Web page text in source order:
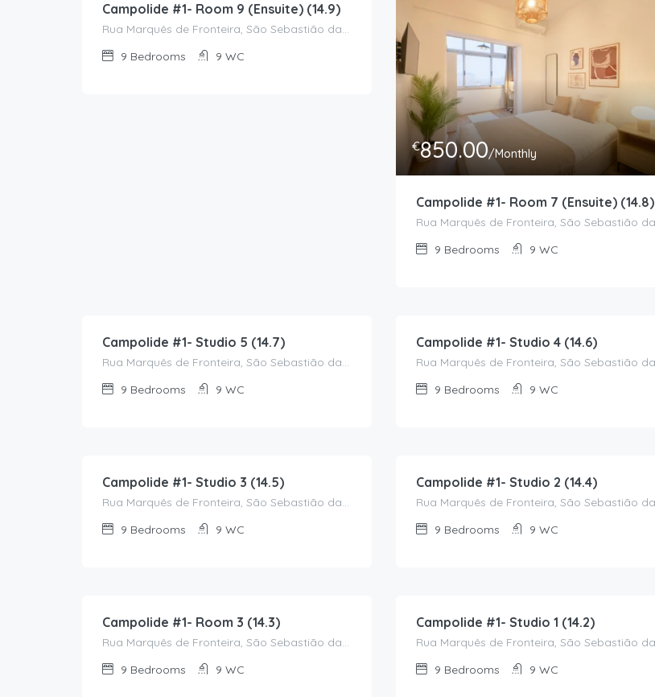
Campolide #1- Room 9 (Ensuite) (14.9)
Rua Marquês de Fronteira, São Sebastião da Pedreira, Avenidas Novas, Lisboa, 1070-296, Portugal
9 Bedrooms 9 WC
€850.00/Monthly
Campolide #1- Room 7 (Ensuite) (14.8)
9 Bedrooms 9 WC
Campolide #1- Studio 5 (14.7)
Rua Marquês de Fronteira, São Sebastião da Pedreira, Avenidas Novas, Lisboa, 1069-452, Portugal
9 Bedrooms 9 WC
Campolide #1- Studio 4 (14.6)
9 Bedrooms 9 WC
Campolide #1- Studio 3 (14.5)
Rua Marquês de Fronteira, São Sebastião da Pedreira, Avenidas Novas, Lisboa, 1069-452, Portugal
9 Bedrooms 9 WC
Campolide #1- Studio 2 (14.4)
9 Bedrooms 9 WC
Campolide #1- Room 3 (14.3)
Rua Marquês de Fronteira, São Sebastião da Pedreira, Avenidas Novas, Lisboa, 1070-296, Portugal
9 Bedrooms 9 WC
Campolide #1- Studio 1 (14.2)
9 Bedrooms 9 WC